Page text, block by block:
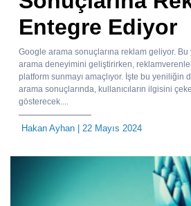
Entegre Ediyor
Google arama sonuçlarına reklam geliyor. Bu
arama deneyimini geliştirirken,
platform sunmayı amaçlıyor. İşte bu yeniliğin
arama sonuçlarında, kullanıcıların ilgisini
gösterecek....
Hakan Ayhan | 22 Mayıs 2024